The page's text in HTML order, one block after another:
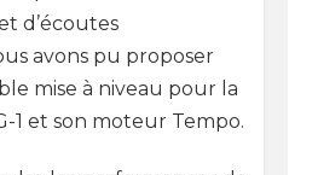
d’écoutes
avons pu proposer
mise à niveau pour la
1 et son moteur Tempo.